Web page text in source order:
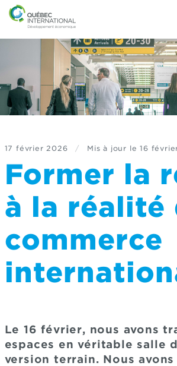
17 février 2026 / Mis à jour le 16
Former la
à la réalité
commerce
Le 16 février, nous avons
espaces en véritable salle
version terrain. Nous